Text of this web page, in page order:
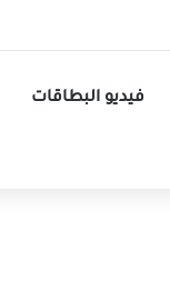
فيديو البطاقات